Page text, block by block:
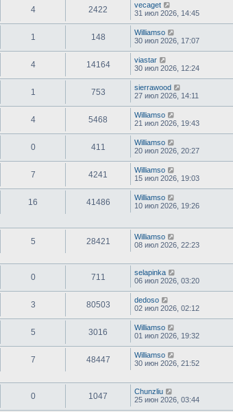
4 2422
vecaget
31 июл 2026, 14:45
1 148
Williamso
30 июл 2026, 17:07
4 14164
viastar
30 июл 2026, 12:24
1 753
sierrawood
27 июл 2026, 14:11
4 5468
Williamso
21 июл 2026, 19:43
0 411
Williamso
20 июл 2026, 20:27
7 4241
Williamso
15 июл 2026, 19:03
16 41486
Williamso
10 июл 2026, 19:26
5 28421
Williamso
08 июл 2026, 22:23
0 711
selapinka
06 июл 2026, 03:20
3 80503
dedoso
02 июл 2026, 02:12
5 3016
Williamso
01 июл 2026, 19:32
7 48447
Williamso
30 июн 2026, 21:52
0 1047
Chunzliu
25 июн 2026, 03:44